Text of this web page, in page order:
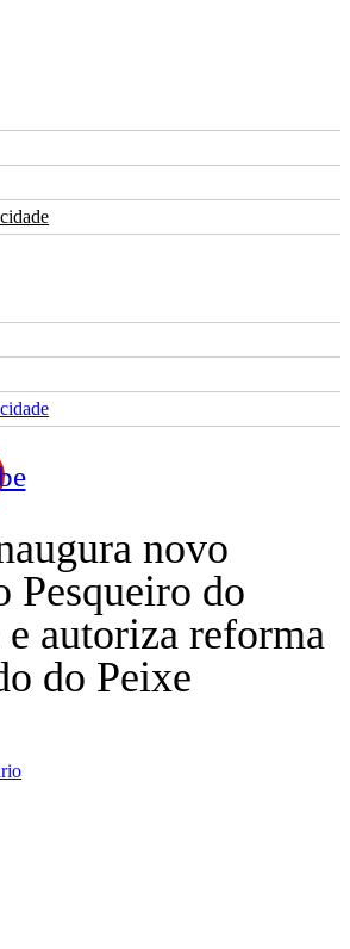
novo
Pesqueiro do
autoriza reforma
do Peixe